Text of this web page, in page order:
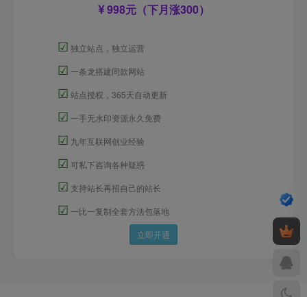
998元（下月涨300）
☑ 独立站点，独立运营
☑ 一条龙搭建同款网站
☑ 站点授权，365天自动更新
☑ 一手无水印资源永久免费
☑ 九年互联网创业经验
☑ 可私下咨询各种疑惑
☑ 支持站长再招自己的站长
☑ 一比一复制全套方法包落地
立即开通